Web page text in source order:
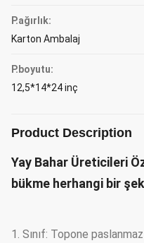
P.ağırlık:
Karton Ambalaj
P.boyutu:
12,5*14*24 inç
Product Description
Yay Bahar Üreticileri
bükme herhangi bir
1. Sınıf: Topone